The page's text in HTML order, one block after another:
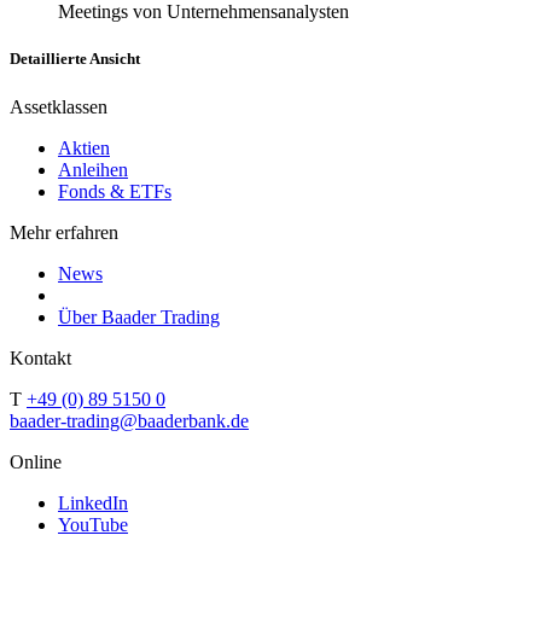
Meetings von Unternehmensanalysten
Detaillierte Ansicht
Assetklassen
Aktien
Anleihen
Fonds & ETFs
Mehr erfahren
News
Über Baader Trading
Kontakt
T +49 (0) 89 5150 0
baader-trading@baaderbank.de
Online
LinkedIn
YouTube